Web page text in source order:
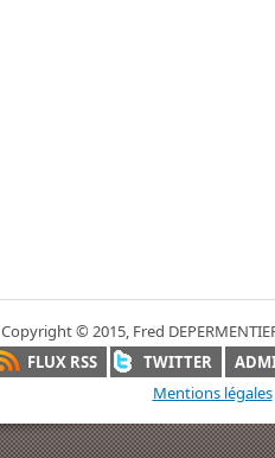
Copyright © 2015, Fred
FLUX RSS
TWITTER
Mentions légales